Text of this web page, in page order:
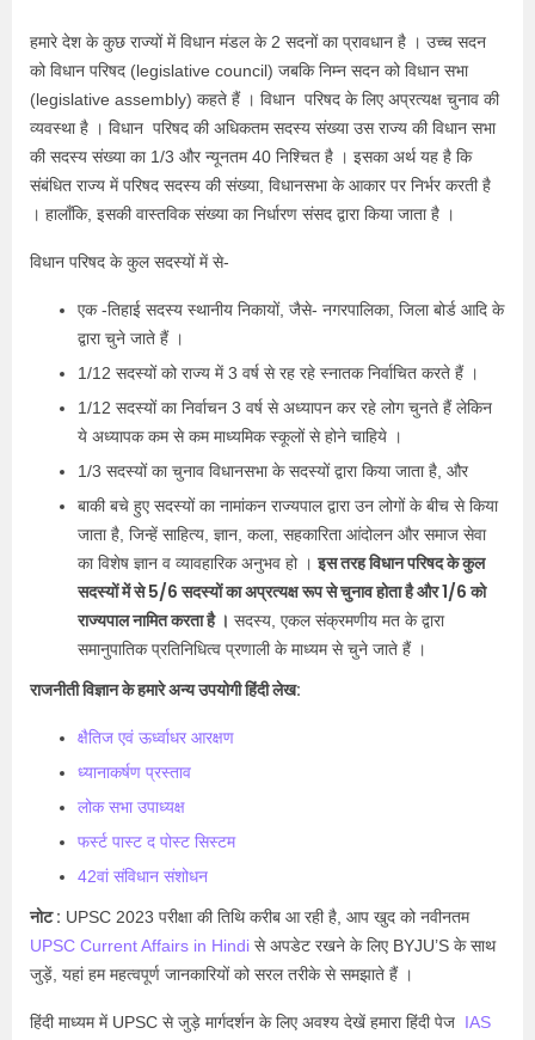
हमारे देश के कुछ राज्यों में विधान मंडल के 2 सदनों का प्रावधान है । उच्च सदन
को विधान परिषद (legislative council) जबकि निम्न सदन को विधान सभा
(legislative assembly) कहते हैं । विधान परिषद के लिए अप्रत्यक्ष चुनाव की
व्यवस्था है । विधान परिषद की अधिकतम सदस्य संख्या उस राज्य की विधान सभा
की सदस्य संख्या का 1/3 और न्यूनतम 40 निश्चित है । इसका अर्थ यह है कि
संबंधित राज्य में परिषद सदस्य की संख्या, विधानसभा के आकार पर निर्भर करती है
। हालाँकि, इसकी वास्तविक संख्या का निर्धारण संसद द्वारा किया जाता है ।
विधान परिषद के कुल सदस्यों में से-
एक -तिहाई सदस्य स्थानीय निकायों, जैसे- नगरपालिका, जिला बोर्ड आदि के
द्वारा चुने जाते हैं ।
1/12 सदस्यों को राज्य में 3 वर्ष से रह रहे स्नातक निर्वाचित करते हैं ।
1/12 सदस्यों का निर्वाचन 3 वर्ष से अध्यापन कर रहे लोग चुनते हैं लेकिन
ये अध्यापक कम से कम माध्यमिक स्कूलों से होने चाहिये ।
1/3 सदस्यों का चुनाव विधानसभा के सदस्यों द्वारा किया जाता है, और
बाकी बचे हुए सदस्यों का नामांकन राज्यपाल द्वारा उन लोगों के बीच से किया
जाता है, जिन्हें साहित्य, ज्ञान, कला, सहकारिता आंदोलन और समाज सेवा
का विशेष ज्ञान व व्यावहारिक अनुभव हो ।इस तरह विधान परिषद के कुल
सदस्यों में से 5/6 सदस्यों का अप्रत्यक्ष रूप से चुनाव होता है और 1/6 को
राज्यपाल नामित करता है । सदस्य, एकल संक्रमणीय मत के द्वारा
समानुपातिक प्रतिनिधित्व प्रणाली के माध्यम से चुने जाते हैं ।
राजनीती विज्ञान के हमारे अन्य उपयोगी हिंदी लेख:
क्षैतिज एवं ऊर्ध्वाधर आरक्षण
ध्यानाकर्षण प्रस्ताव
लोक सभा उपाध्यक्ष
फर्स्ट पास्ट द पोस्ट सिस्टम
42वां संविधान संशोधन
नोट : UPSC 2023 परीक्षा की तिथि करीब आ रही है, आप खुद को नवीनतम
UPSC Current Affairs in Hindi से अपडेट रखने के लिए BYJU’S के साथ
जुड़ें, यहां हम महत्वपूर्ण जानकारियों को सरल तरीके से समझाते हैं ।
हिंदी माध्यम में UPSC से जुड़े मार्गदर्शन के लिए अवश्य देखें हमारा हिंदी पेज IAS